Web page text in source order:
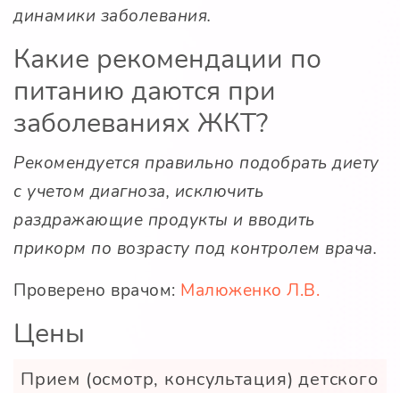
динамики заболевания.
Какие рекомендации по
питанию даются при
заболеваниях ЖКТ?
Рекомендуется правильно подобрать диету
с учетом диагноза, исключить
раздражающие продукты и вводить
прикорм по возрасту под контролем врача.
Проверено врачом: Малюженко Л.В.
Цены
Прием (осмотр, консультация) детского